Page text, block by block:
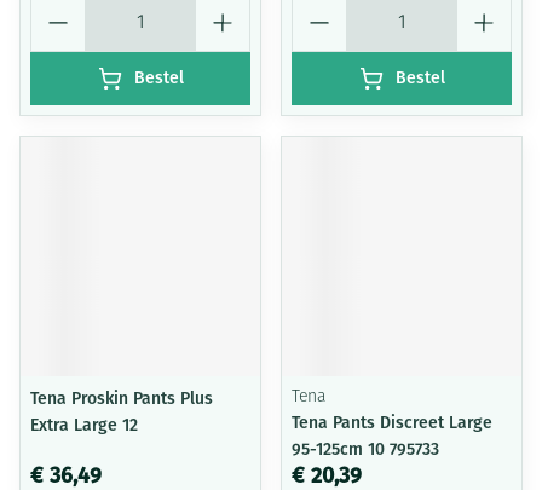
Bestel Bestel
Tena Proskin Pants Plus
Extra Large 12
€ 36,49
Tena
Tena Pants Discreet Large
95-125cm 10 795733
€ 20,39